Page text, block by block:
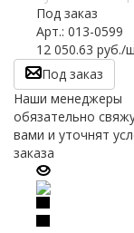
Под заказ
Арт.: 013-0599
12 050.63 руб./
Под заказ
Наши менеджеры
обязательно
вами и уточнят
заказа